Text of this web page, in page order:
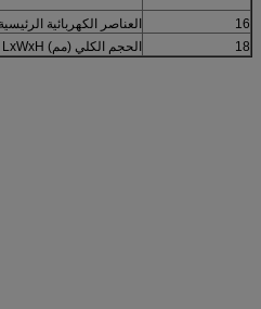
16 العناصر الكهربائية
18
الحجم الكلي (مم) LxWxH